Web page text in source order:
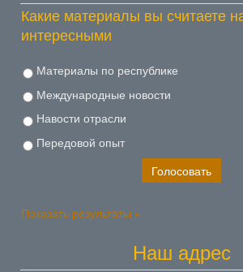
Какие материалы вы считаете
интересными
Материалы по республике
Международные новости
Навости отрасли
Передовой опыт
Показать результаты »
Наш адрес